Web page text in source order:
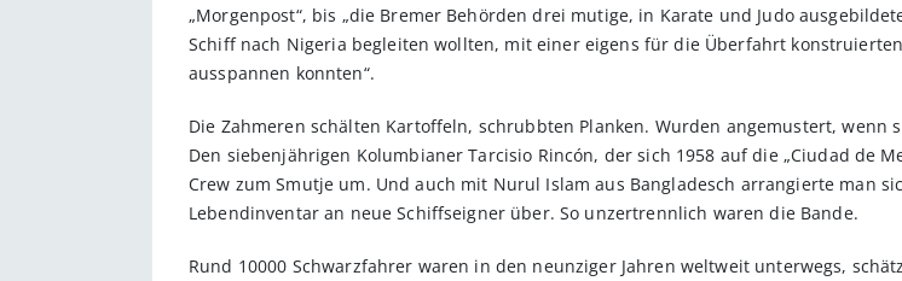
„Morgenpost“, bis „die Bremer Behörden drei mutige, in Karate und Judo
Schiff nach Nigeria begleiten wollten, mit einer eigens für die Überfahrt
ausspannen konnten“.
Die Zahmeren schälten Kartoffeln, schrubbten Planken. Wurden angemustert,
Den siebenjährigen Kolumbianer Tarcisio Rincón, der sich 1958 auf die „Ciudad de
Crew zum Smutje um. Und auch mit Nurul Islam aus Bangladesch arrangierte man
Lebendinventar an neue Schiffseigner über. So unzertrennlich waren die Bande.
Rund 10000 Schwarzfahrer waren in den neunziger Jahren weltweit unterwegs,